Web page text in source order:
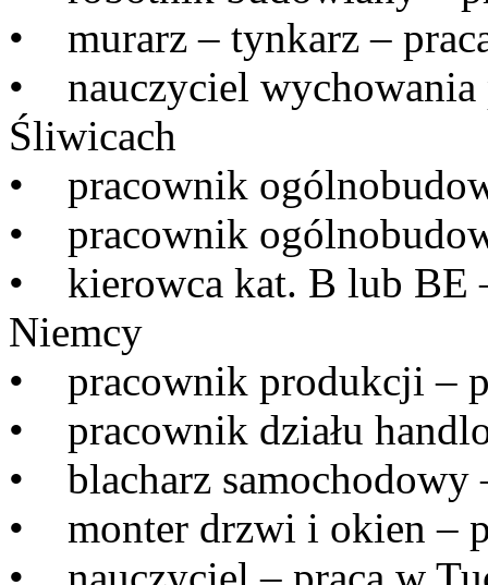
• murarz – tynkarz –
• nauczyciel wychowania
Śliwicach
• pracownik
• pracownik
• kierowca kat. B lub BE
Niemcy
• pracownik produkcji –
• pracownik działu
• blacharz samochodowy
• monter drzwi i okien –